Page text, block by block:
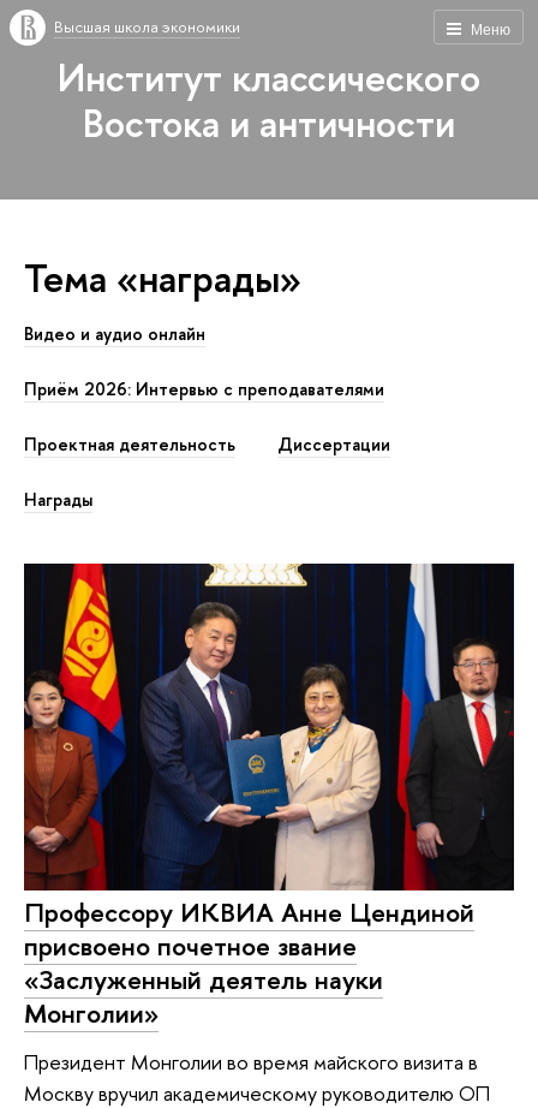
Меню
Высшая школа экономики
Институт классического
Востока и античности
Тема «награды»
Видео и аудио онлайн
Приём 2026: Интервью с преподавателями
Проектная деятельность Диссертации
Награды
Профессору ИКВИА Анне Цендиной
присвоено почетное звание
«Заслуженный деятель науки
Монголии»
Президент Монголии во время майского визита в
Москву вручил академическому руководителю ОП